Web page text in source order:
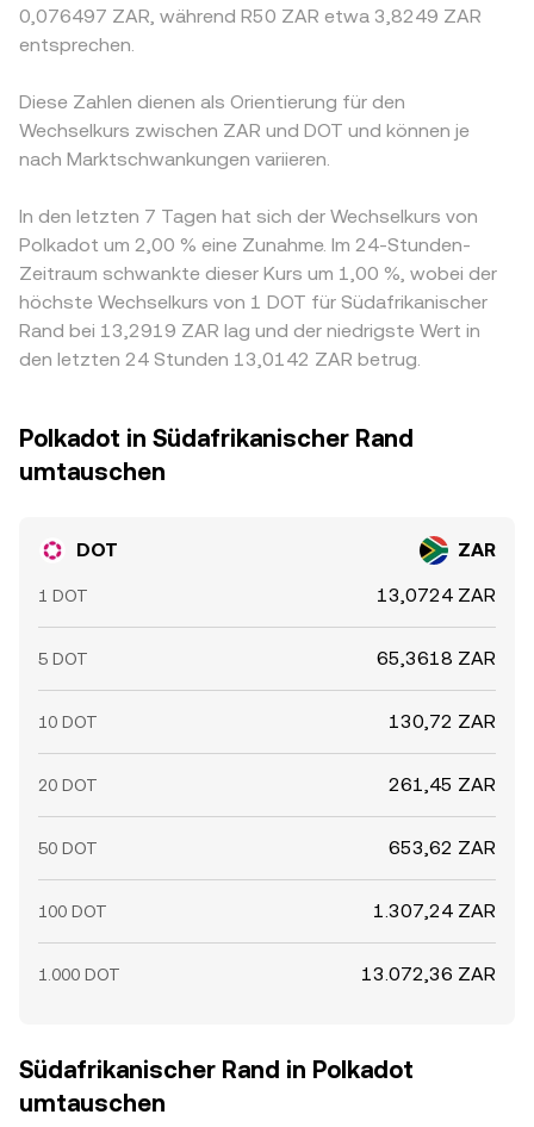
0,076497 ZAR, während R50 ZAR etwa 3,8249 ZAR
entsprechen.
Diese Zahlen dienen als Orientierung für den
Wechselkurs zwischen ZAR und DOT und können je
nach Marktschwankungen variieren.
In den letzten 7 Tagen hat sich der Wechselkurs von
Polkadot um 2,00 % eine Zunahme. Im 24-Stunden-
Zeitraum schwankte dieser Kurs um 1,00 %, wobei der
höchste Wechselkurs von 1 DOT für Südafrikanischer
Rand bei 13,2919 ZAR lag und der niedrigste Wert in
den letzten 24 Stunden 13,0142 ZAR betrug.
Polkadot in Südafrikanischer Rand
umtauschen
DOT ZAR
1 DOT 13,0724 ZAR
5 DOT 65,3618 ZAR
10 DOT 130,72 ZAR
20 DOT 261,45 ZAR
50 DOT 653,62 ZAR
100 DOT 1.307,24 ZAR
1.000 DOT 13.072,36 ZAR
Südafrikanischer Rand in Polkadot
umtauschen